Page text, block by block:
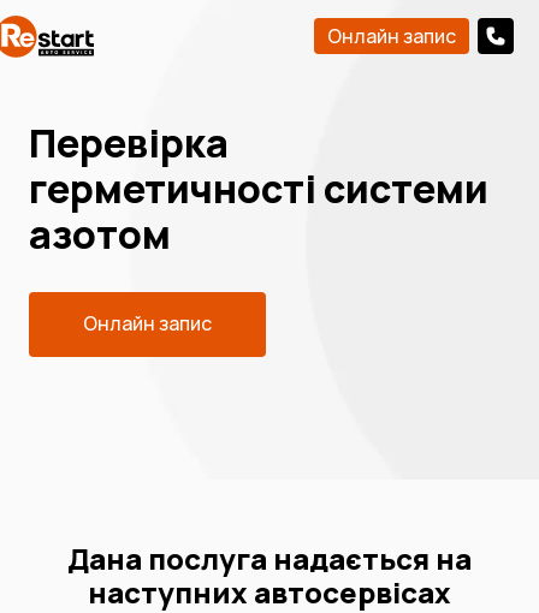
Онлайн запис
Перевірка
герметичності системи
азотом
Онлайн запис
Дана послуга надається на
наступних автосервісах